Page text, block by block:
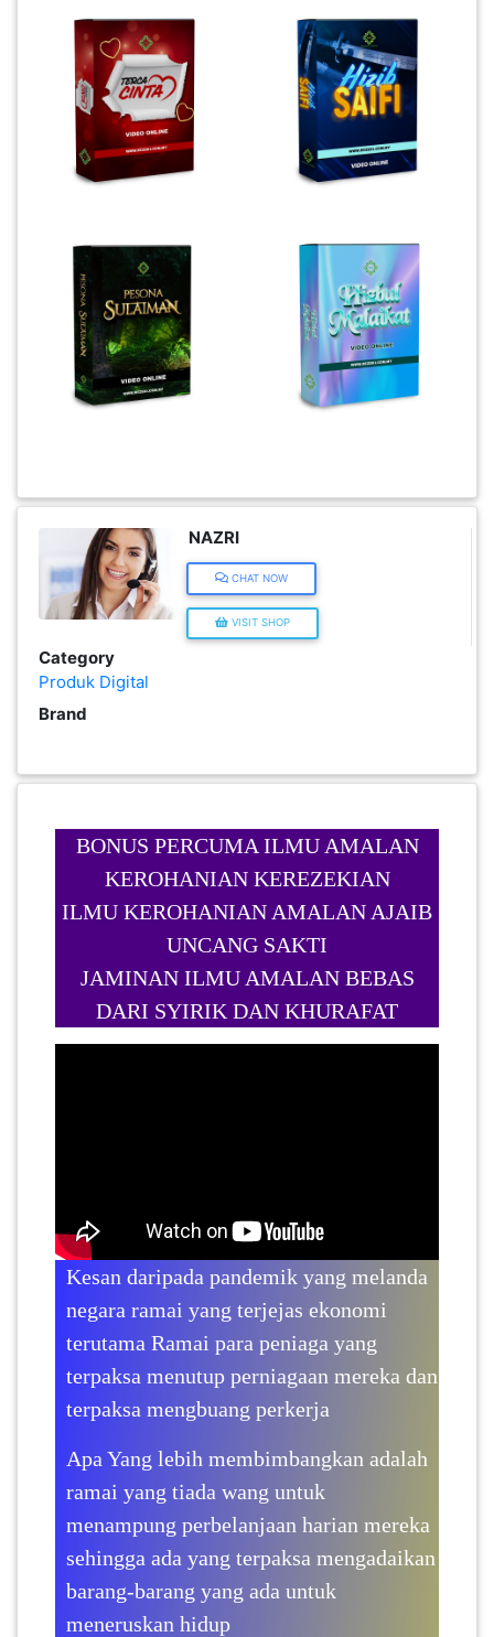
NAZRI
CHAT NOW
VISIT SHOP
Category
Produk Digital
Brand
BONUS PERCUMA ILMU AMALAN
KEROHANIAN KEREZEKIAN
ILMU KEROHANIAN AMALAN AJAIB
UNCANG SAKTI
JAMINAN ILMU AMALAN BEBAS
DARI SYIRIK DAN KHURAFAT
Kesan daripada pandemik yang melanda
negara ramai yang terjejas ekonomi
terutama Ramai para peniaga yang
terpaksa menutup perniagaan mereka dan
terpaksa mengbuang perkerja
Apa Yang lebih membimbangkan adalah
ramai yang tiada wang untuk
menampung perbelanjaan harian mereka
sehingga ada yang terpaksa mengadaikan
barang-barang yang ada untuk
meneruskan hidup
MAKANAN(25)
PERNIAGAAN(41)
ELEKTRONIK(5)
SUKAN/HOBI(2)
PERCUTIAN
RUMAH
BARANG
PERIBADI(4)
PEKERJAAN(0)
BENDA(1)
LAIN-
KEPERLUAN(16)
KELANTAN(22)
SEMBILAN(10)
KEDAH(13)
TERENGGANU(12)